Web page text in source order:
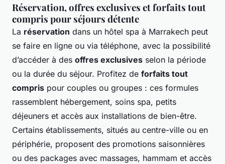
Réservation, offres exclusives et forfaits tout
compris pour séjours détente
La réservation dans un hôtel spa à Marrakech peut
se faire en ligne ou via téléphone, avec la possibilité
d’accéder à des offres exclusives selon la période
ou la durée du séjour. Profitez de forfaits tout
compris pour couples ou groupes : ces formules
rassemblent hébergement, soins spa, petits
déjeuners et accès aux installations de bien-être.
Certains établissements, situés au centre-ville ou en
périphérie, proposent des promotions saisonnières
ou des packages avec massages, hammam et accès